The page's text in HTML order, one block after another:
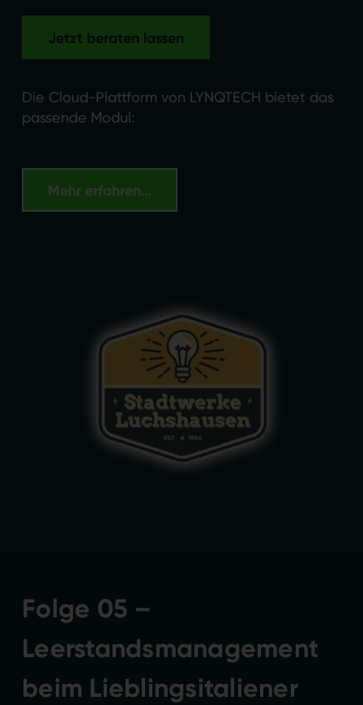
Jetzt beraten lassen
Die Cloud-Plattform von LYNQTECH bietet das
passende Modul:
Mehr erfahren…
Folge 05 –
Leerstandsmanagement
beim Lieblingsitaliener